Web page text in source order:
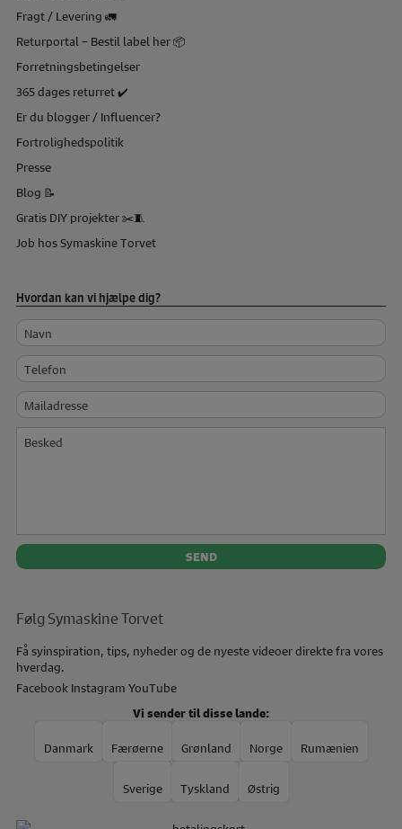
Fragt / Levering 🚛
Returportal – Bestil label her 📦
Forretningsbetingelser
365 dages returret ✔️
Er du blogger / Influencer?
Fortrolighedspolitik
Presse
Blog 📝
Gratis DIY projekter ✂️🧵
Job hos Symaskine Torvet
Hvordan kan vi hjælpe dig?
Navn
Telefon
Mailadresse
Besked
Følg Symaskine Torvet
Få syinspiration, tips, nyheder og de nyeste videoer direkte fra vores
hverdag.
Facebook Instagram YouTube
Vi sender til disse lande:
Danmark Færøerne Grønland Norge Rumænien
Sverige Tyskland Østrig